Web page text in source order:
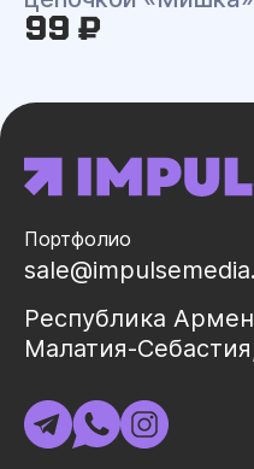
99 ₽
Портфолио
Республика
Малатия-